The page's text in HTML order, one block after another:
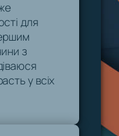
для
з
у всіх